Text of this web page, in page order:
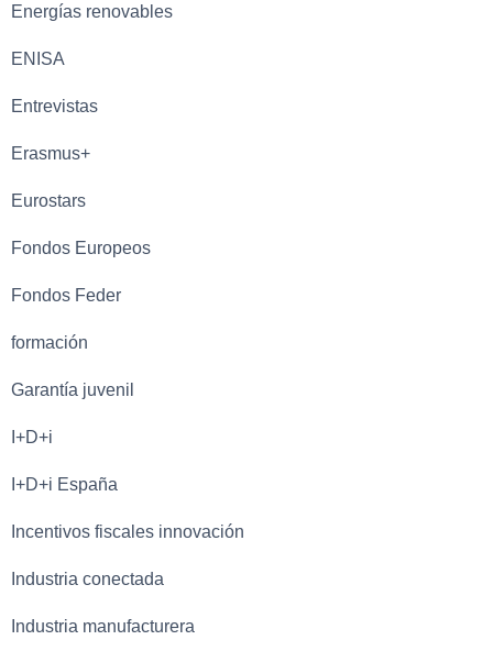
Energías renovables
ENISA
Entrevistas
Erasmus+
Eurostars
Fondos Europeos
Fondos Feder
formación
Garantía juvenil
I+D+i
I+D+i España
Incentivos fiscales innovación
Industria conectada
Industria manufacturera